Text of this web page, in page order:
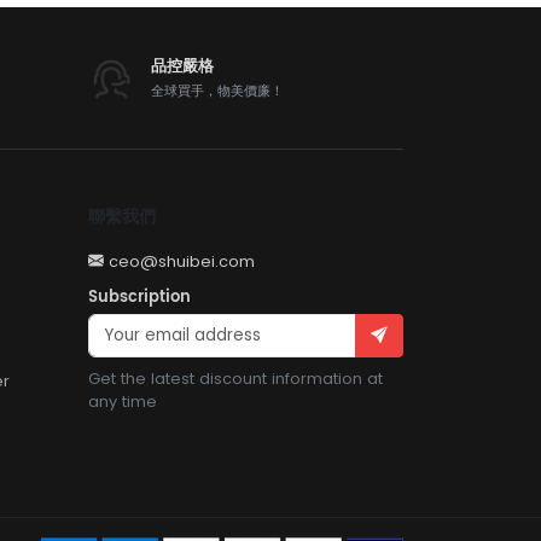
品控嚴格
全球買手，物美價廉！
ceo@shuibei.com
Subscription
Get the latest discount information at
any time